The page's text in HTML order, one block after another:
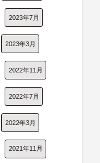
2023年7月
2023年3月
2022年11月
2022年7月
2022年3月
2021年11月